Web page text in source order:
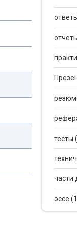
тесты
части
эссе